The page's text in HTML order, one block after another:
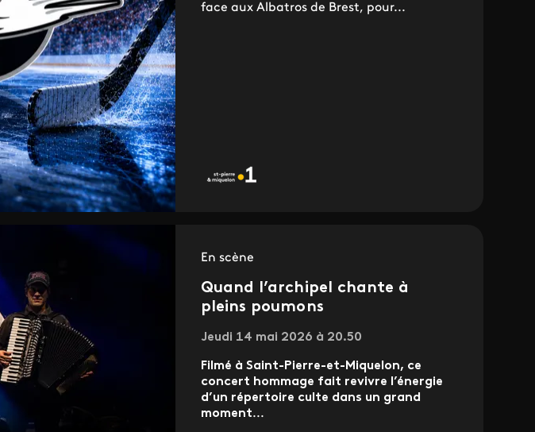
face aux Albatros de Brest, pour...
En scène
Quand l’archipel chante à
pleins poumons
Jeudi 14 mai 2026 à 20.50
Filmé à Saint-Pierre-et-Miquelon, ce
concert hommage fait revivre l’énergie
d’un répertoire culte dans un grand
moment...